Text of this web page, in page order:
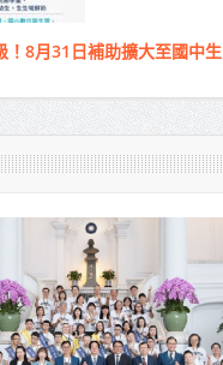
！8月31日補助擴大至國中生